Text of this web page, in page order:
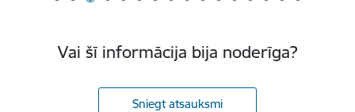
Vai šī informācija bija noderīga?
Sniegt atsauksmi